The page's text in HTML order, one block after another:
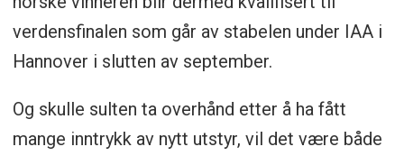
verdensfinalen som går av stabelen under IAA i
Hannover i slutten av september.
Og skulle sulten ta overhånd etter å ha fått
mange inntrykk av nytt utstyr, vil det være både